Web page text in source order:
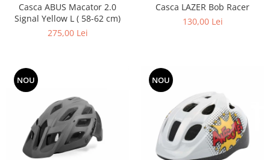
Casca ABUS Macator 2.0
Signal Yellow L ( 58-62 cm)
275,00 Lei
Casca LAZER Bob Racer
130,00 Lei
NOU NOU